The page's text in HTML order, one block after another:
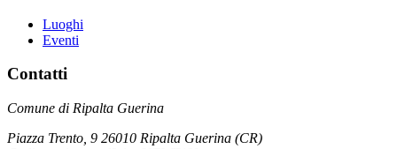
Luoghi
Eventi
Contatti
Comune di Ripalta Guerina
Piazza Trento, 9 26010 Ripalta Guerina (CR)